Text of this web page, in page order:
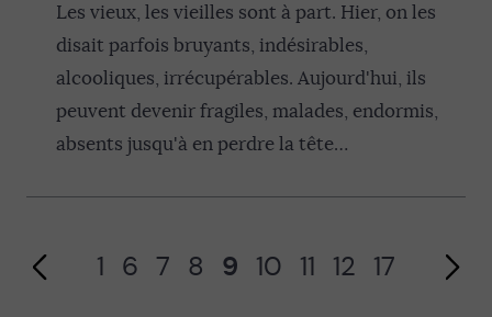
Les vieux, les vieilles sont à part. Hier, on les
disait parfois bruyants, indésirables,
alcooliques, irrécupérables. Aujourd'hui, ils
peuvent devenir fragiles, malades, endormis,
absents jusqu'à en perdre la tête…
Page précédente
1 6 7 8 9 10 11 12 17